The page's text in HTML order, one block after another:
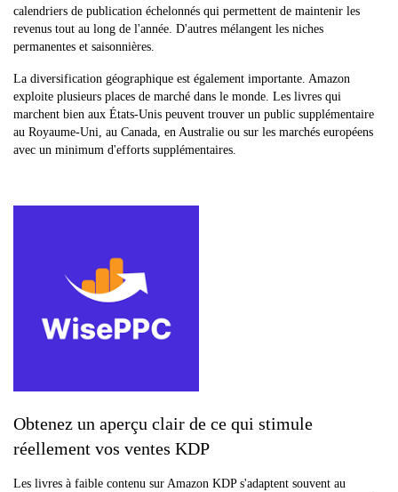
calendriers de publication échelonnés qui permettent de maintenir les
revenus tout au long de l'année. D'autres mélangent les niches
permanentes et saisonnières.
La diversification géographique est également importante. Amazon
exploite plusieurs places de marché dans le monde. Les livres qui
marchent bien aux États-Unis peuvent trouver un public supplémentaire
au Royaume-Uni, au Canada, en Australie ou sur les marchés européens
avec un minimum d'efforts supplémentaires.
Obtenez un aperçu clair de ce qui stimule
réellement vos ventes KDP
Les livres à faible contenu sur Amazon KDP s'adaptent souvent au